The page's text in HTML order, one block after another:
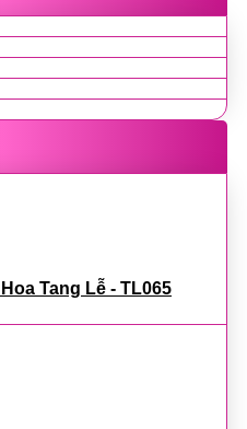
Hoa Tang Lễ - TL065